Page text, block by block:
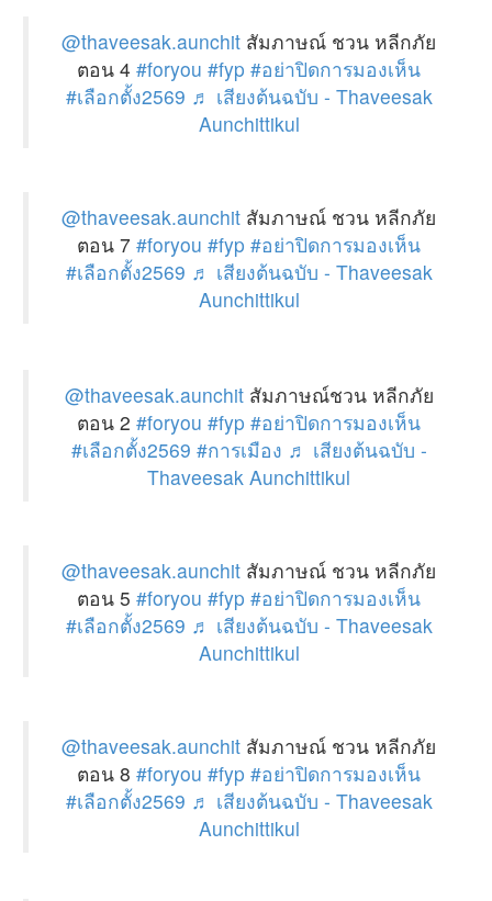
@thaveesak.aunchit สัมภาษณ์ ชวน หลีกภัย
ตอน 4 #foryou #fyp #อย่าปิดการมองเห็น
#เลือกตั้ง2569 ♬ เสียงต้นฉบับ - Thaveesak
Aunchittikul
@thaveesak.aunchit สัมภาษณ์ ชวน หลีกภัย
ตอน 7 #foryou #fyp #อย่าปิดการมองเห็น
#เลือกตั้ง2569 ♬ เสียงต้นฉบับ - Thaveesak
Aunchittikul
@thaveesak.aunchitสัมภาษณ์ชวน หลีกภัย
ตอน 2 #foryou #fyp #อย่าปิดการมองเห็น
#เลือกตั้ง2569 #การเมือง ♬ เสียงต้นฉบับ -
Thaveesak Aunchittikul
@thaveesak.aunchit สัมภาษณ์ ชวน หลีกภัย
ตอน 5 #foryou #fyp #อย่าปิดการมองเห็น
#เลือกตั้ง2569 ♬ เสียงต้นฉบับ - Thaveesak
Aunchittikul
@thaveesak.aunchit สัมภาษณ์ ชวน หลีกภัย
ตอน 8 #foryou #fyp #อย่าปิดการมองเห็น
#เลือกตั้ง2569 ♬ เสียงต้นฉบับ - Thaveesak
Aunchittikul